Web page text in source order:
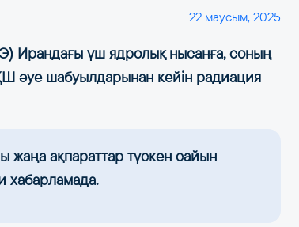
22 маусым, 2025
Ирандағы үш ядролық нысанға, соның
әуе шабуылдарынан кейін радиация
ақпараттар түскен сайын
хабарламада.